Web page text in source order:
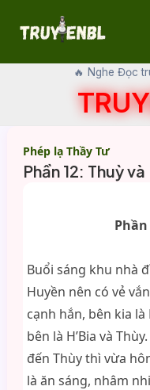
🔥 Nghe Đọc
Phép lạ Thầy Tư
Phần 12: Thuỳ và
Buổi sáng khu nhà
Huyền nên có vẻ
cạnh hắn, bên kia
bên là H’Bia và
đến Thùy thì vừa
là ăn sáng, nhâm